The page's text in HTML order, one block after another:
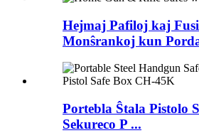
Hejmaj Pafiloj kaj
Monŝrankoj kun
Portebla Ŝtala Pistolo
Sekureco P ...